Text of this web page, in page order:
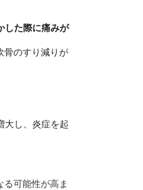
した際に痛みが
骨のすり減りが
大し、炎症を起
可能性が高ま